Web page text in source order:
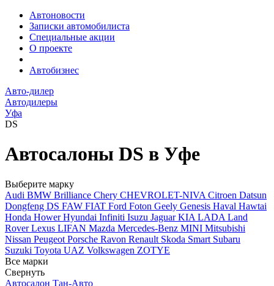
Автоновости
Записки автомобилиста
Специальные акции
О проекте
Автобизнес
Авто-дилер
Автодилеры
Уфа
DS
Автосалоны DS в Уфе
Выберите марку
Audi BMW Brilliance Chery CHEVROLET-NIVA Citroen Datsun
Dongfeng DS FAW FIAT Ford Foton Geely Genesis Haval Hawtai
Honda HowerHyundai Infiniti Isuzu JaguarKIA LADA Land
RoverLexus LIFAN Mazda Mercedes-Benz MINI Mitsubishi
Nissan Peugeot Porsche Ravon Renault Skoda Smart Subaru
Suzuki Toyota UAZ Volkswagen ZOTYE
Все марки
Свернуть
Автосалон Тан-Авто